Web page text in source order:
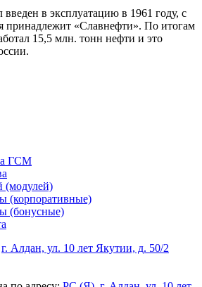
в эксплуатацию в 1961 году, с
принадлежит «Славнефти». По итогам
15,5 млн. тонн нефти и это
ГСМ
(модулей)
(корпоративные)
(бонусные)
г. Алдан, ул. 10 лет Якутии, д. 50/2